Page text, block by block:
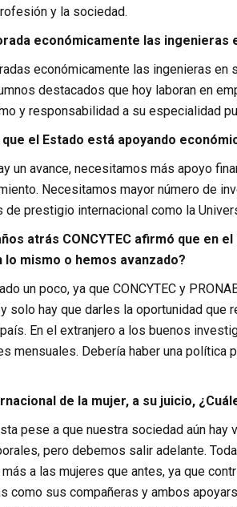
y la sociedad.
económicamente las
económicamente las ingenieras
destacados que hoy laboran en
y responsabilidad a su especialidad
el Estado está apoyando
un avance, necesitamos más apoyo
Necesitamos mayor número de
de prestigio internacional como la
atrás CONCYTEC afirmó que en
lo mismo o hemos avanzado?
un poco, ya que CONCYTEC y
solo hay que darles la oportunidad que
En el extranjero a los buenos
mensuales. Debería haber una política
de la mujer, a su juicio,
pese a que nuestra sociedad aún
pero debemos salir adelante.
a las mujeres que antes, ya que
como sus compañeras y ambos